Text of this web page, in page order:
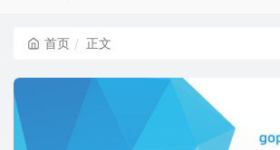
首页 正文